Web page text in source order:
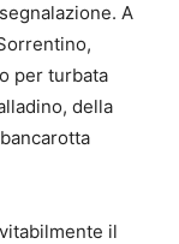
A
per turbata
della
il